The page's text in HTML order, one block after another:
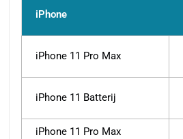
iPhone
iPhone 11 Pro Max
iPhone 11 Batterij
iPhone 11 Pro Max